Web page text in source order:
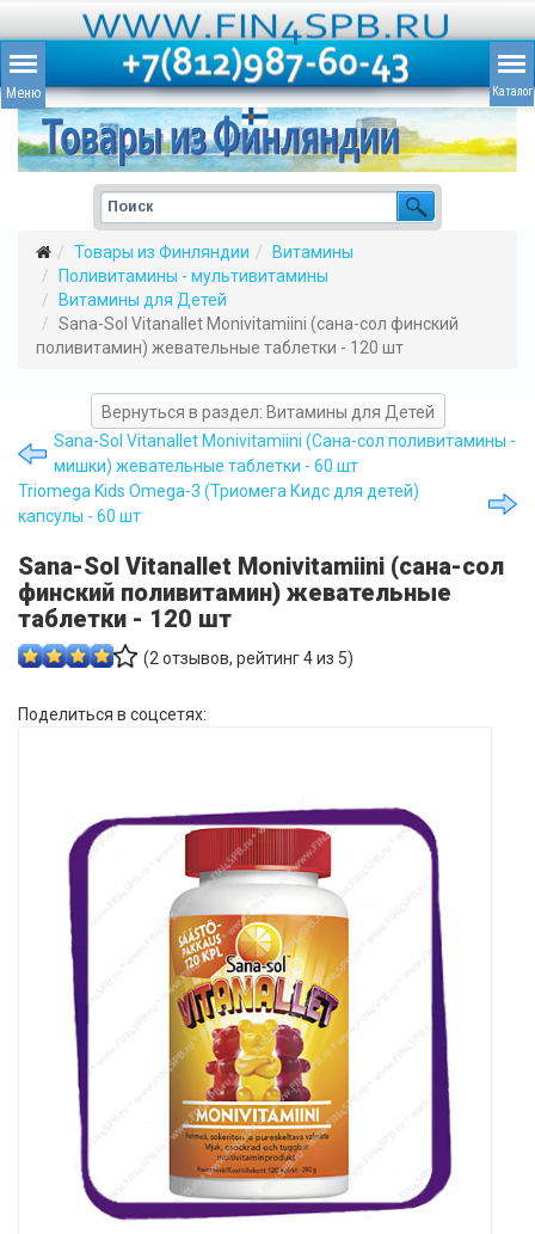
Товары из Финляндии
Витамины
Поливитамины - мультивитамины
Витамины для Детей
Sana-Sol Vitanallet Monivitamiini (сана-сол финский
поливитамин) жевательные таблетки - 120 шт
Вернуться в раздел: Витамины для Детей
Sana-Sol Vitanallet Monivitamiini (Сана-сол поливитамины -
мишки) жевательные таблетки - 60 шт
Triomega Kids Omega-3 (Триомега Кидс для детей)
капсулы - 60 шт
Sana-Sol Vitanallet Monivitamiini (сана-сол
финский поливитамин) жевательные
таблетки - 120 шт
(2 отзывов, рейтинг4из 5)
Поделиться в соцсетях: